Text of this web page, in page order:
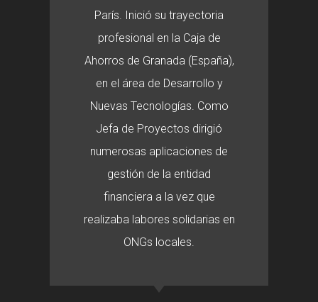
París. Inició su trayectoria
profesional en la Caja de
Ahorros de Granada (España),
en el área de Desarrollo y
Nuevas Tecnologías. Como
Jefa de Proyectos dirigió
numerosas aplicaciones de
gestión de la entidad
financiera a la vez que
realizaba labores solidarias en
ONGs locales.